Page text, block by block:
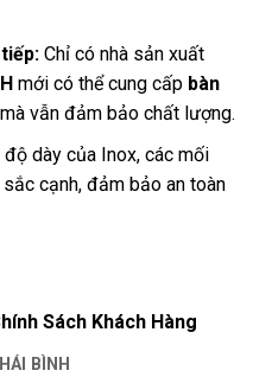
Chỉ có nhà sản xuất
mới có thể cung cấp bàn
vẫn đảm bảo chất lượng.
dày của Inox, các mối
cạnh, đảm bảo an toàn
Sách Khách Hàng
BÌNH